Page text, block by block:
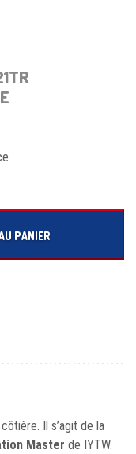
Bay Entrance
PANIER
Il s’agit de la
Master de IYTW.